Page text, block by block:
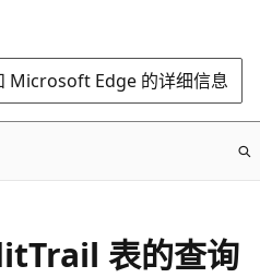
Edge 的详细信息
表的查询